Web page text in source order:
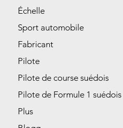
Échelle
Sport automobile
Fabricant
Pilote
Pilote de course suédois
Pilote de Formule 1 suédois
Plus